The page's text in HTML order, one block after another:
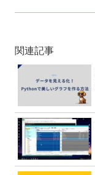
関連記事